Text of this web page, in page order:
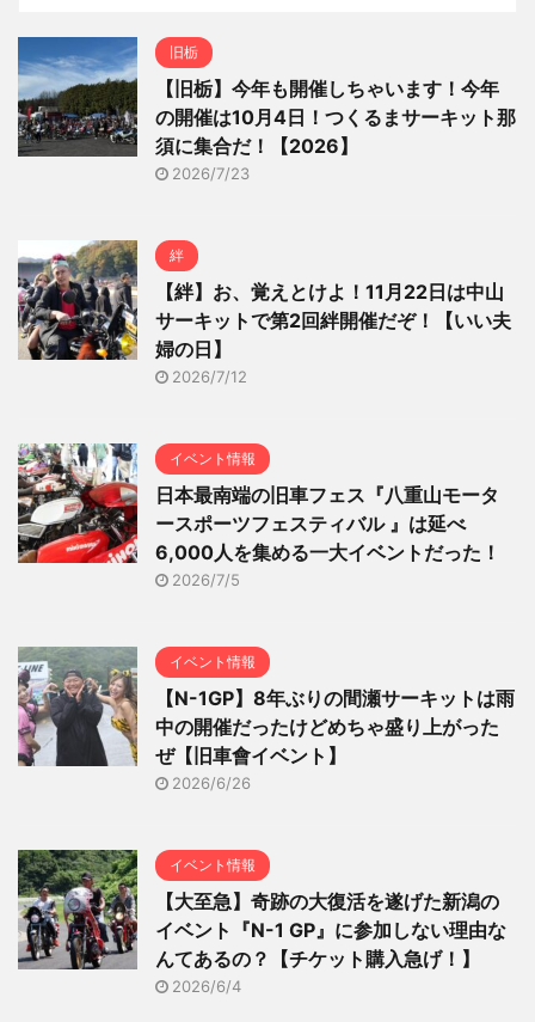
旧栃
【旧栃】今年も開催しちゃいます！今年
の開催は10月4日！つくるまサーキット那
須に集合だ！【2026】
2026/7/23
絆
【絆】お、覚えとけよ！11月22日は中山
サーキットで第2回絆開催だぞ！【いい夫
婦の日】
2026/7/12
イベント情報
日本最南端の旧車フェス『八重山モータ
ースポーツフェスティバル 』は延べ
6,000人を集める一大イベントだった！
2026/7/5
イベント情報
【N-1GP】8年ぶりの間瀬サーキットは雨
中の開催だったけどめちゃ盛り上がった
ぜ【旧車會イベント】
2026/6/26
イベント情報
【大至急】奇跡の大復活を遂げた新潟の
イベント『N-1 GP』に参加しない理由な
んてあるの？【チケット購入急げ！】
2026/6/4